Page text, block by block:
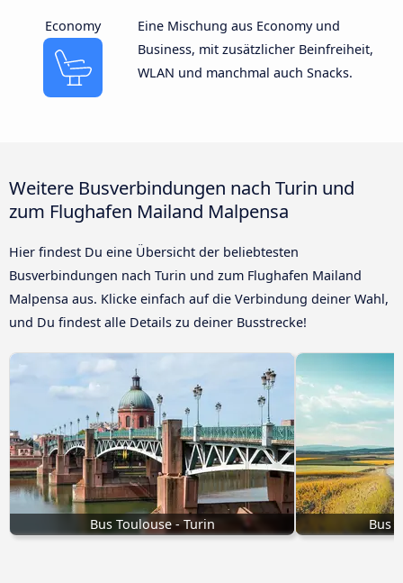
Economy
Eine Mischung aus Economy und
Business, mit zusätzlicher Beinfreiheit,
WLAN und manchmal auch Snacks.
Weitere Busverbindungen nach Turin und
zum Flughafen Mailand Malpensa
Hier findest Du eine Übersicht der beliebtesten
Busverbindungen nach Turin und zum Flughafen Mailand
Malpensa aus. Klicke einfach auf die Verbindung deiner Wahl,
und Du findest alle Details zu deiner Busstrecke!
Bus Toulouse - Turin Bus